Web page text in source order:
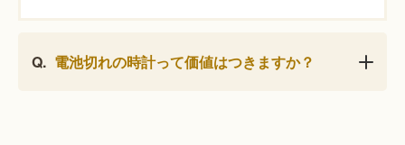
電池切れの時計って価値はつきますか？